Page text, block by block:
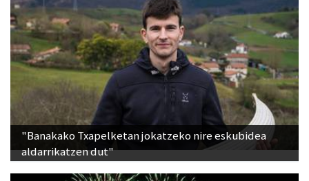
"Banakako Txapelketan jokatzeko nire eskubidea
aldarrikatzen dut"